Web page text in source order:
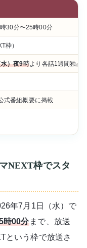
30分〜25時00分
枠）
）夜9時より各話1週間独占
式番組概要に掲載
NEXT枠でスタ
年7月1日（水）で
時00分 まで、放送
という枠で放送さ